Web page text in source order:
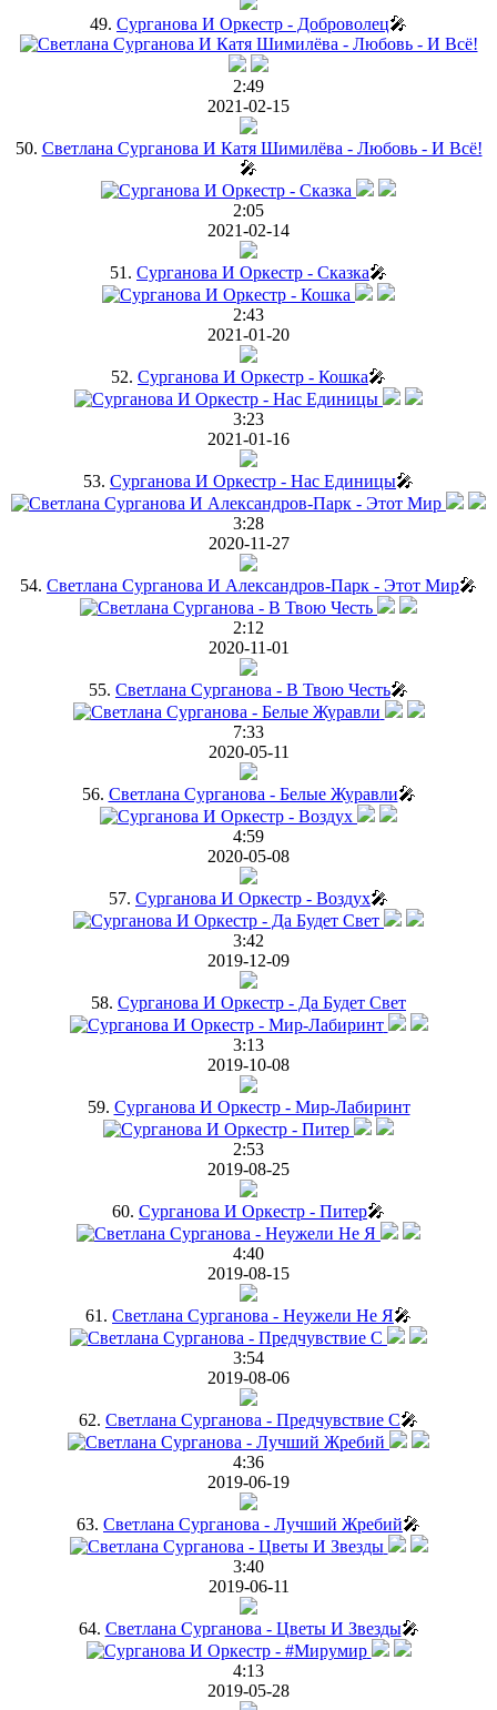
49. Сурганова И Оркестр - Доброволец🎤
2:49
2021-02-15
50. Светлана Сурганова И Катя Шимилёва - Любовь - И Всё!
🎤
2:05
2021-02-14
51. Сурганова И Оркестр - Сказка🎤
2:43
2021-01-20
52. Сурганова И Оркестр - Кошка🎤
3:23
2021-01-16
53. Сурганова И Оркестр - Нас Единицы🎤
3:28
2020-11-27
54. Светлана Сурганова И Александров-Парк - Этот Мир🎤
2:12
2020-11-01
55. Светлана Сурганова - В Твою Честь🎤
7:33
2020-05-11
56. Светлана Сурганова - Белые Журавли🎤
4:59
2020-05-08
57. Сурганова И Оркестр - Воздух🎤
3:42
2019-12-09
58. Сурганова И Оркестр - Да Будет Свет
3:13
2019-10-08
59. Сурганова И Оркестр - Мир-Лабиринт
2:53
2019-08-25
60. Сурганова И Оркестр - Питер🎤
4:40
2019-08-15
61. Светлана Сурганова - Неужели Не Я🎤
3:54
2019-08-06
62. Светлана Сурганова - Предчувствие C🎤
4:36
2019-06-19
63. Светлана Сурганова - Лучший Жребий🎤
3:40
2019-06-11
64. Светлана Сурганова - Цветы И Звезды🎤
4:13
2019-05-28